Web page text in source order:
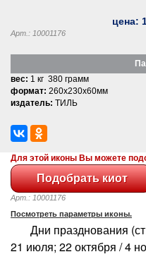
цена:
Арт.: 10001176
вес: 1 кг 380 грамм
формат: 260x230x60мм
издатель: ТИЛЬ
Для этой иконы Вы можете
Арт.: 10001176
Посмотреть параметры иконы.
Дни празднования (ст.
21 июля; 22 октября / 4